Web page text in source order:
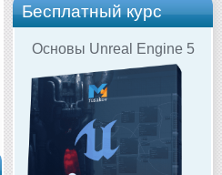
Бесплатный курс
Основы Unreal Engine 5